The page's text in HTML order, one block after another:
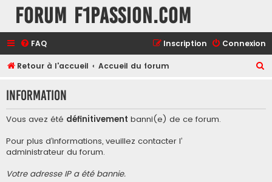
Forum F1Passion.com
FAQ Connexion
Inscription
Retour à l'accueil Accueil du forum
h
Information
Vous avez été définitivement banni(e) de ce forum.
Pour plus d’informations, veuillez contacter l’
administrateur du forum.
Votre adresse IP a été bannie.